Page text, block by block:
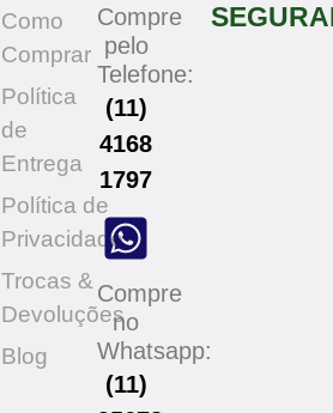
Como
Comprar
Política
de
Entrega
Política de
Privacidade
Trocas &
Devoluções
Blog
Compre
pelo
Telefone:
(11)
4168
1797
Compre
no
Whatsapp:
(11)